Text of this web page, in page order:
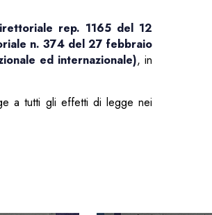
rep. 1165 del 12
n. 374 del 27 febbraio
ed internazionale), in
a tutti gli effetti di legge nei